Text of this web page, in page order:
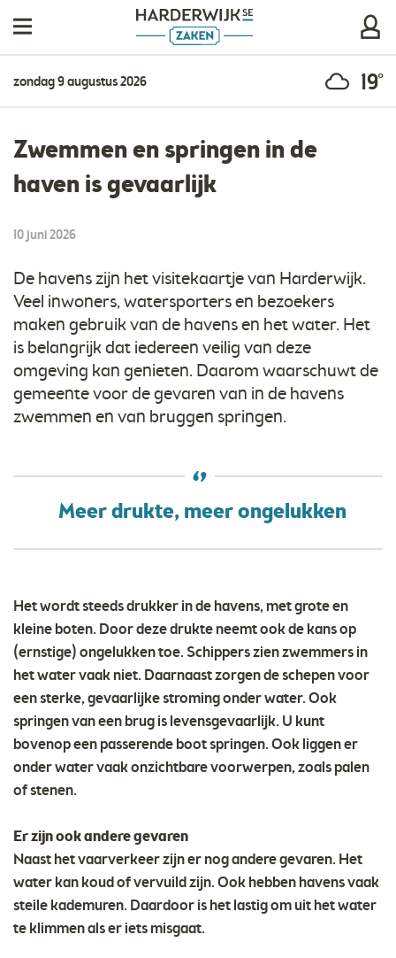
zondag 9 augustus 2026 19°
Zwemmen en springen in de
haven is gevaarlijk
10 juni 2026
De havens zijn het visitekaartje van Harderwijk.
Veel inwoners, watersporters en bezoekers
maken gebruik van de havens en het water. Het
is belangrijk dat iedereen veilig van deze
omgeving kan genieten. Daarom waarschuwt de
gemeente voor de gevaren van in de havens
zwemmen en van bruggen springen.
Meer drukte, meer ongelukken
Het wordt steeds drukker in de havens, met grote en
kleine boten. Door deze drukte neemt ook de kans op
(ernstige) ongelukken toe. Schippers zien zwemmers in
het water vaak niet. Daarnaast zorgen de schepen voor
een sterke, gevaarlijke stroming onder water. Ook
springen van een brug is levensgevaarlijk. U kunt
bovenop een passerende boot springen. Ook liggen er
onder water vaak onzichtbare voorwerpen, zoals palen
of stenen.
Er zijn ook andere gevaren
Naast het vaarverkeer zijn er nog andere gevaren. Het
water kan koud of vervuild zijn. Ook hebben havens vaak
steile kademuren. Daardoor is het lastig om uit het water
te klimmen als er iets misgaat.